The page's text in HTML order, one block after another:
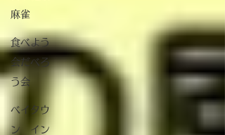
麻雀
食べよう
会だべろ
う会
ベイタウ
ン イン